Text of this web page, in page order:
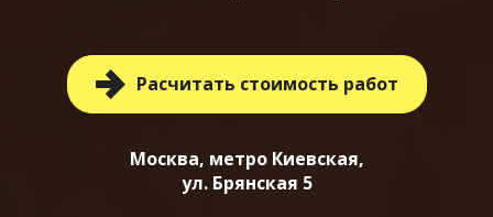
Расчитать стоимость работ
Москва, метро Киевская,
ул. Брянская 5